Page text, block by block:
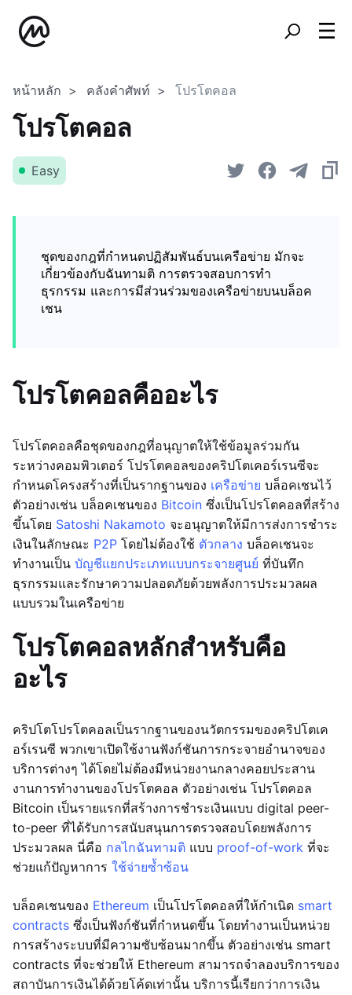
หน้าหลัก คลังคำศัพท์ โปรโตคอล
โปรโตคอล
Easy
ชุดของกฎที่กำหนดปฏิสัมพันธ์บนเครือข่าย มักจะ
เกี่ยวข้องกับฉันทามติ การตรวจสอบการทำ
ธุรกรรม และการมีส่วนร่วมของเครือข่ายบนบล็อค
เชน
โปรโตคอลคืออะไร
โปรโตคอลคือชุดของกฎที่อนุญาตให้ใช้ข้อมูลร่วมกัน
ระหว่างคอมพิวเตอร์ โปรโตคอลของคริปโตเคอร์เรนซีจะ
กำหนดโครงสร้างที่เป็นรากฐานของ เครือข่าย บล็อคเชนไว้
ตัวอย่างเช่น บล็อคเชนของ Bitcoin ซึ่งเป็นโปรโตคอลที่สร้าง
ขึ้นโดย Satoshi Nakamoto จะอนุญาตให้มีการส่งการชำระ
เงินในลักษณะ P2P โดยไม่ต้องใช้ ตัวกลาง บล็อคเชนจะ
ทำงานเป็น บัญชีแยกประเภทแบบกระจายศูนย์ ที่บันทึก
ธุรกรรมและรักษาความปลอดภัยด้วยพลังการประมวลผล
แบบรวมในเครือข่าย
โปรโตคอลหลักสำหรับคือ
อะไร
คริปโตโปรโตคอลเป็นรากฐานของนวัตกรรมของคริปโตเค
อร์เรนซี พวกเขาเปิดใช้งานฟังก์ชันการกระจายอำนาจของ
บริการต่างๆ ได้โดยไม่ต้องมีหน่วยงานกลางคอยประสาน
งานการทำงานของโปรโตคอล ตัวอย่างเช่น โปรโตคอล
Bitcoin เป็นรายแรกที่สร้างการชำระเงินแบบ digital peer-
to-peer ที่ได้รับการสนับสนุนการตรวจสอบโดยพลังการ
ประมวลผล นี่คือ กลไกฉันทามติ แบบ proof-of-work ที่จะ
ช่วยแก้ปัญหาการ ใช้จ่ายซ้ำซ้อน
บล็อคเชนของ Ethereum เป็นโปรโตคอลที่ให้กำเนิด smart
contracts ซึ่งเป็นฟังก์ชันที่กำหนดขึ้น โดยทำงานเป็นหน่วย
การสร้างระบบที่มีความซับซ้อนมากขึ้น ตัวอย่างเช่น smart
contracts ที่จะช่วยให้ Ethereum สามารถจำลองบริการของ
สถาบันการเงินได้ด้วยโค้ดเท่านั้น บริการนี้เรียกว่าการเงิน